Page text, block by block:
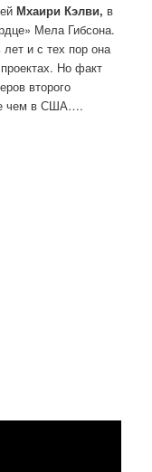
Мхаири Кэлви, в
Мела Гибсона.
и с тех пор она
Но факт
второго
чем в США….